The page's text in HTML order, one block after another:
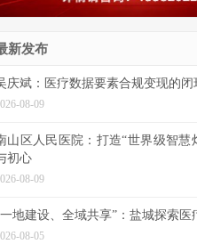
新发布
庆斌：医疗数据要素合规变现的闭
08-09
山区人民医院：打造“世界级智慧
初心
08-09
地建设、全域共享”：盐城探索
08-05